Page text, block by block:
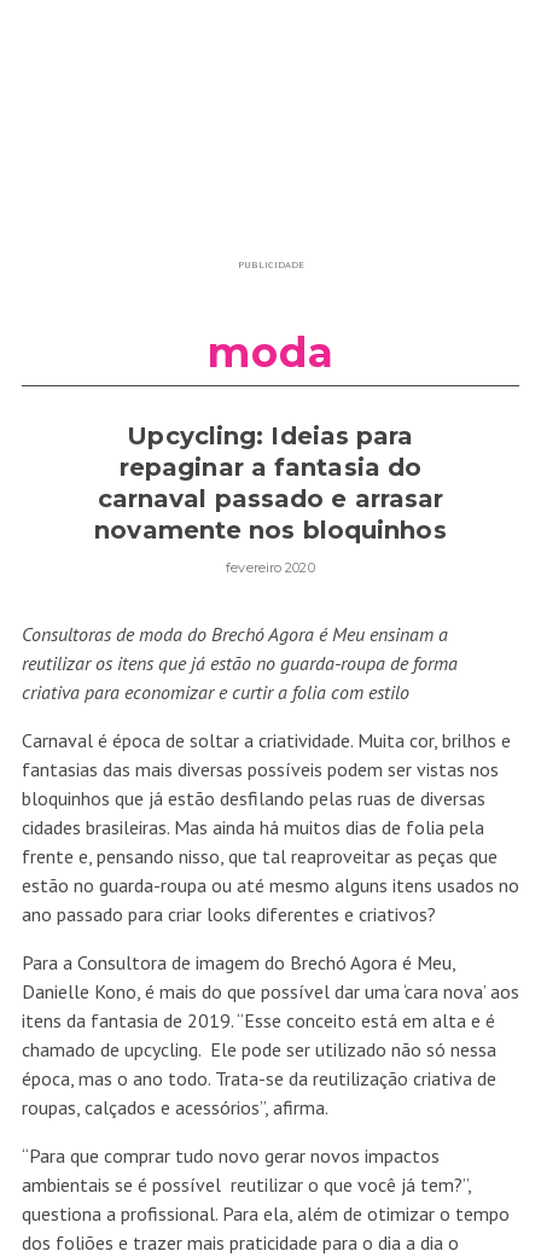
PUBLICIDADE
moda
Upcycling: Ideias para
repaginar a fantasia do
carnaval passado e arrasar
novamente nos bloquinhos
fevereiro 2020
Consultoras de moda do Brechó Agora é Meu ensinam a
reutilizar os itens que já estão no guarda-roupa de forma
criativa para economizar e curtir a folia com estilo
Carnaval é época de soltar a criatividade. Muita cor, brilhos e
fantasias das mais diversas possíveis podem ser vistas nos
bloquinhos que já estão desfilando pelas ruas de diversas
cidades brasileiras. Mas ainda há muitos dias de folia pela
frente e, pensando nisso, que tal reaproveitar as peças que
estão no guarda-roupa ou até mesmo alguns itens usados no
ano passado para criar looks diferentes e criativos?
Para a Consultora de imagem do Brechó Agora é Meu,
Danielle Kono, é mais do que possível dar uma ‘cara nova’ aos
itens da fantasia de 2019. “Esse conceito está em alta e é
chamado de upcycling. Ele pode ser utilizado não só nessa
época, mas o ano todo. Trata-se da reutilização criativa de
roupas, calçados e acessórios”, afirma.
“Para que comprar tudo novo gerar novos impactos
ambientais se é possível reutilizar o que você já tem?”,
questiona a profissional. Para ela, além de otimizar o tempo
dos foliões e trazer mais praticidade para o dia a dia o